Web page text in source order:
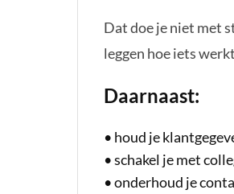
Dat doe je niet met
leggen hoe iets
Daarnaast:
• houd je
•schakel je met
•onderhoud je